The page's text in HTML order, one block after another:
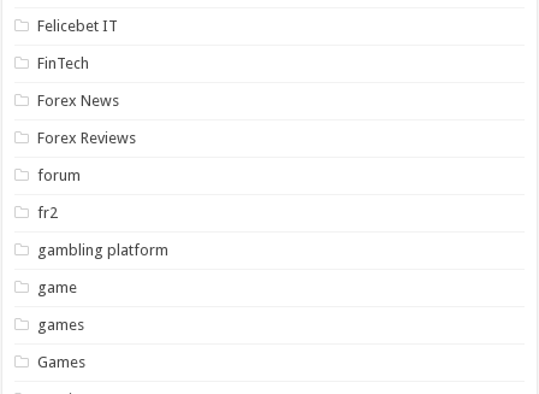
Felicebet IT
FinTech
Forex News
Forex Reviews
forum
fr2
gambling platform
game
games
Games